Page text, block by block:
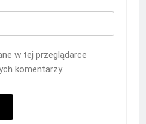
w tej przeglądarce
komentarzy.